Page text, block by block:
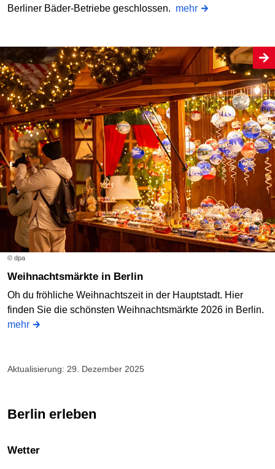
Berliner Bäder-Betriebe geschlossen. mehr
© dpa
Weihnachtsmärkte in Berlin
Oh du fröhliche Weihnachtszeit in der Hauptstadt. Hier
finden Sie die schönsten Weihnachtsmärkte 2026 in Berlin.
mehr
Aktualisierung: 29. Dezember 2025
Berlin erleben
Wetter